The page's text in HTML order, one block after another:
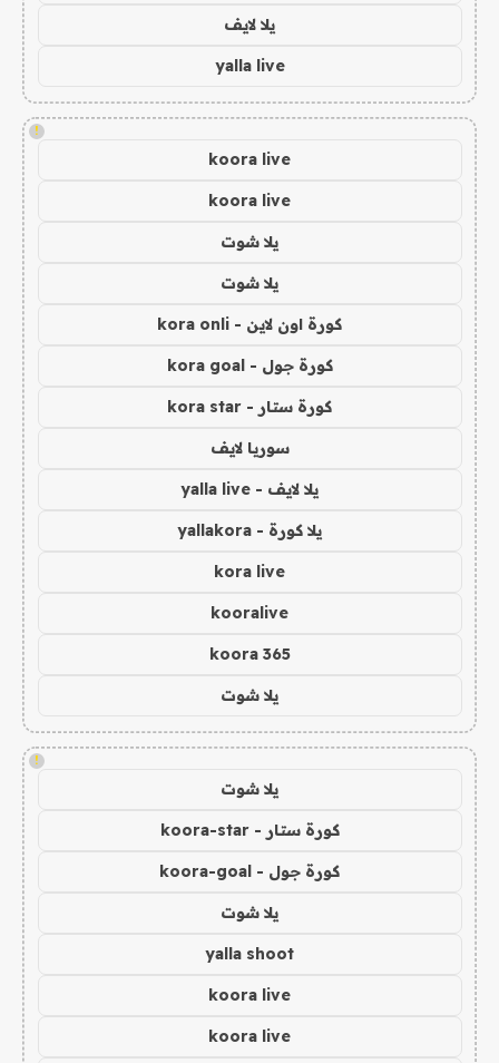
يلا لايف
yalla live
!
koora live
koora live
يلا شوت
يلا شوت
كورة اون لاين - kora onli
كورة جول - kora goal
كورة ستار - kora star
سوريا لايف
يلا لايف - yalla live
يلا كورة - yallakora
kora live
kooralive
koora 365
يلا شوت
!
يلا شوت
كورة ستار - koora-star
كورة جول - koora-goal
يلا شوت
yalla shoot
koora live
koora live